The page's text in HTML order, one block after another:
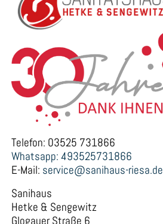
Telefon: 03525 731866
Whatsapp: 493525731866
E-Mail: service@sanihaus-riesa.de
Sanihaus
Hetke & Sengewitz
Glogauer Straße 6